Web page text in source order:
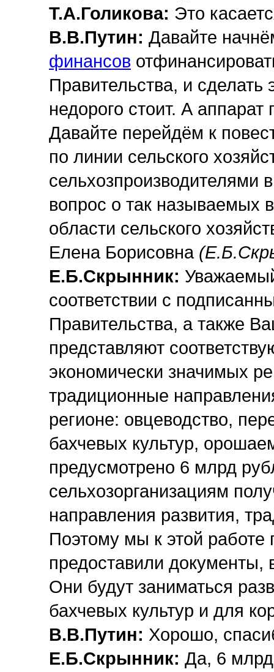
Т.А.Голикова: Это
В.В.Путин: Давайте
финансов
Правительства, и сделать
недорого стоит. А
Давайте перейдём к
по линии сельского
сельхозпроизводителями
вопрос о так называемых
области сельского
Елена Борисовна
Е.Б.Скрынник:
соответствии с
Правительства, а также
представляют
экономически значимых
традиционные
регионе: овцеводство,
бахчевых культур,
предусмотрено 6 млрд
сельхозорганизациям
направления развития,
Поэтому мы к этой работе
предоставили документы,
Они будут заниматься
бахчевых культур и для
В.В.Путин: Хорошо,
Е.Б.Скрынник: Да, 6